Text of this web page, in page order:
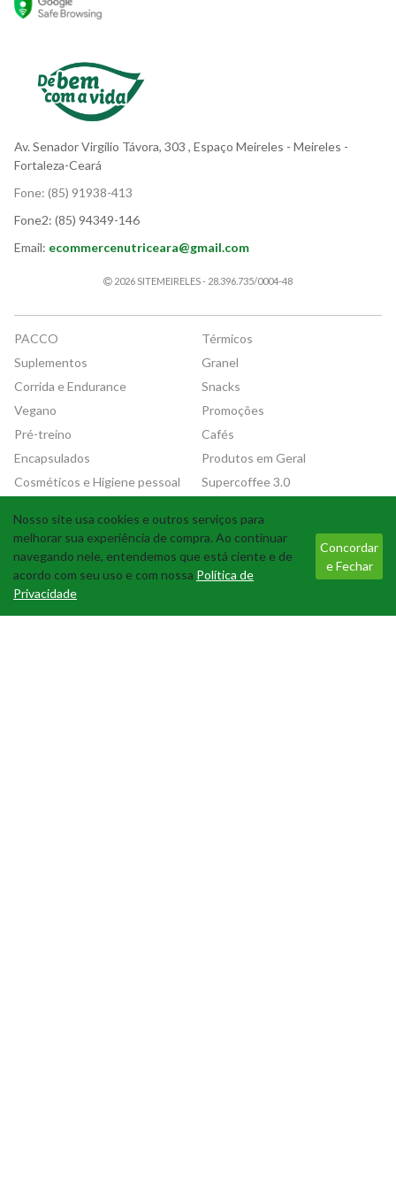
Nosso site usa cookies e outros serviços para
melhorar sua experiência de compra. Ao continuar
navegando nele, entendemos que está ciente e de
acordo com seu uso e com nossa Política de
Privacidade
Concordar
e Fechar
Av. Senador Virgílio Távora, 303 , Espaço Meireles - Meireles -
Fortaleza-Ceará
Fone: (85) 91938-413
Fone2: (85) 94349-146
Email: ecommercenutriceara@gmail.com
2026 SITEMEIRELES - 28.396.735/0004-48
PACCO
Térmicos
Suplementos
Granel
Corrida e Endurance
Snacks
Vegano
Promoções
Pré-treino
Cafés
Encapsulados
Produtos em Geral
Cosméticos e Higiene pessoal
Supercoffee 3.0
Tecnologia